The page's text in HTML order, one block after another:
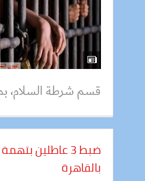
قسم شرطة السلام،
ضبط 3 عاطلين
بالقاهرة